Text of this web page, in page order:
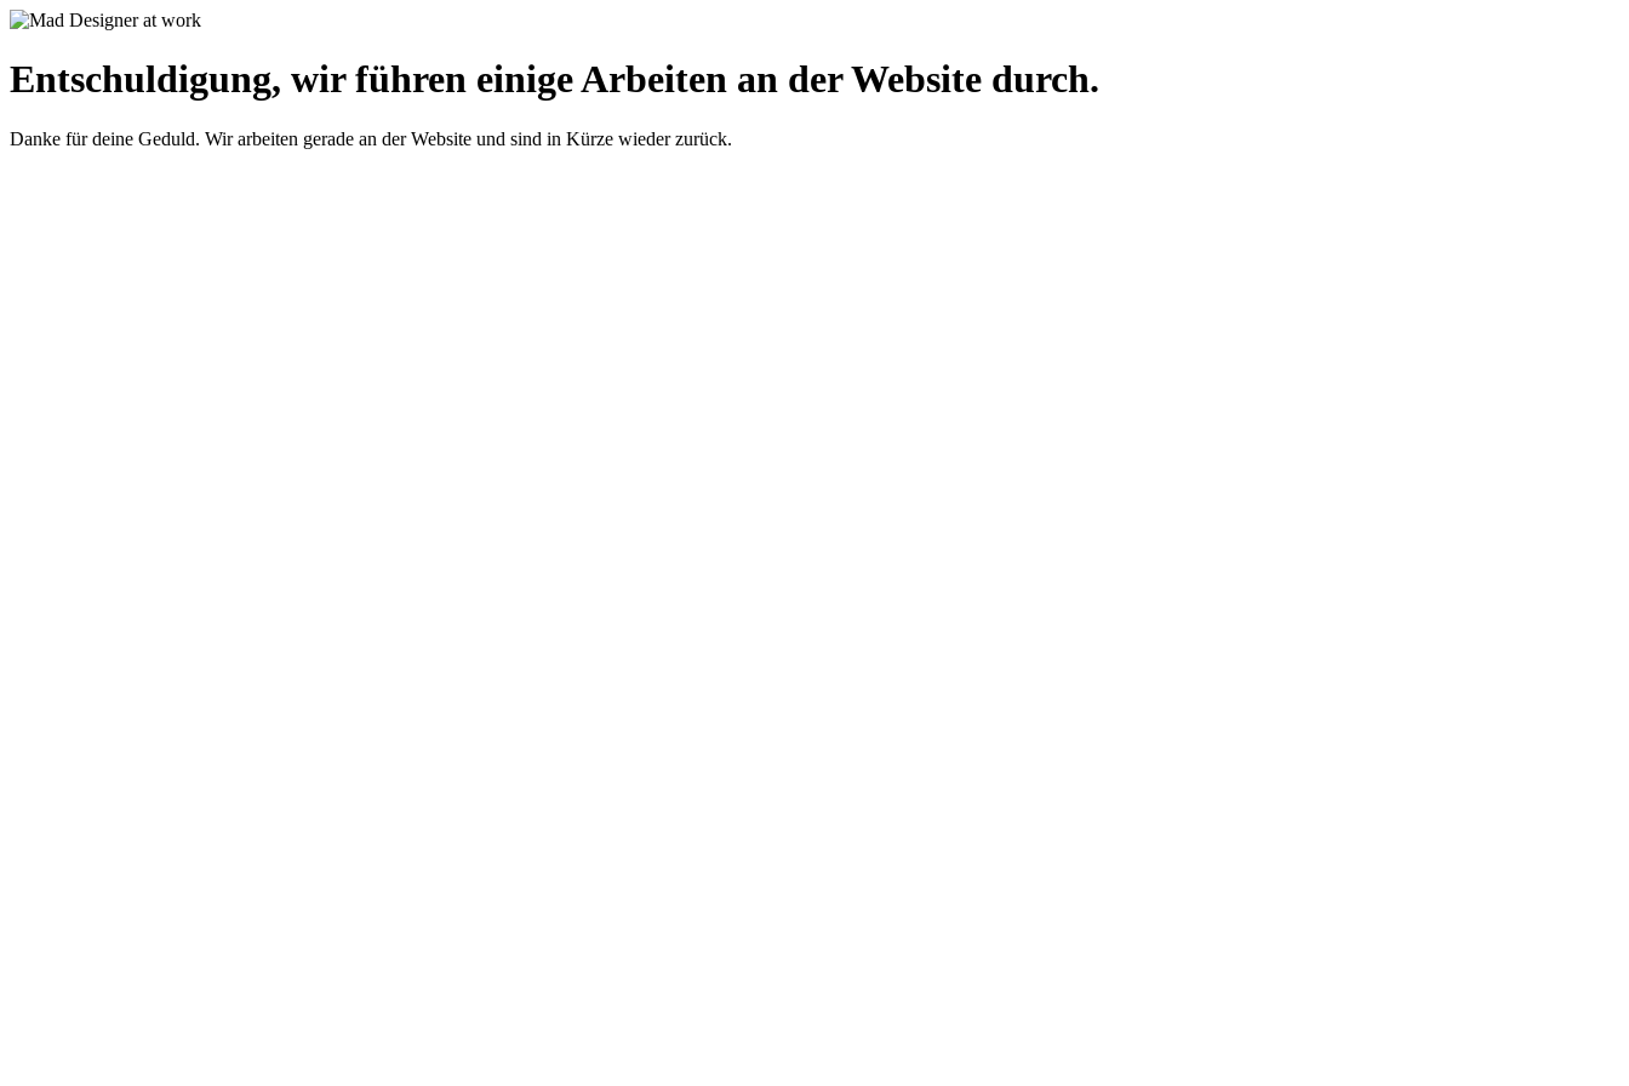
Entschuldigung, wir führen einige Arbeiten an der Website durch.
Danke für deine Geduld. Wir arbeiten gerade an der Website und sind in Kürze wieder zurück.